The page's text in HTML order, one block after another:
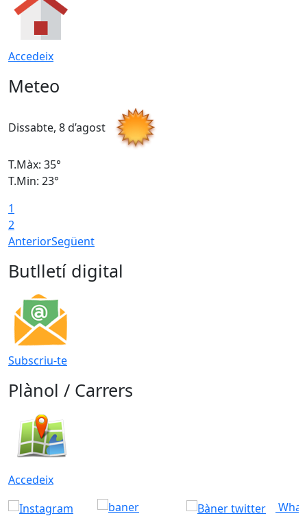
Accedeix
Meteo
Dissabte, 8 d’agost
T.Màx: 35°
T.Min: 23°
1
2
AnteriorSegüent
Butlletí digital
Subscriu-te
Plànol / Carrers
Accedeix